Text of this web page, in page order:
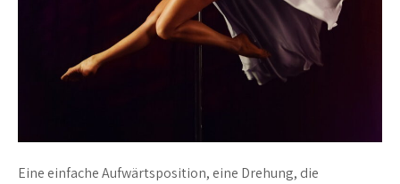
Eine einfache Aufwärtsposition, eine Drehung, die